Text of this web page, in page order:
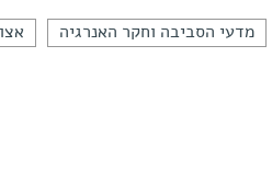
מדעי הסביבה וחקר האנרגיה